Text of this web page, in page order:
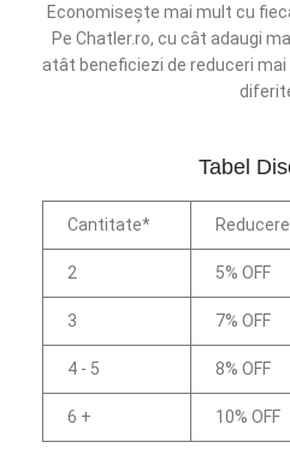
Economisește mai mult cu
Pe Chatler.ro, cu cât adaugi
atât beneficiezi de reduceri mai
Tabel
Cantitate*
2 5% OFF
3 7% OFF
4 - 5 8% OFF
6 + 10% OFF